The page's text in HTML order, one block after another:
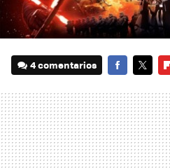
4 comentarios